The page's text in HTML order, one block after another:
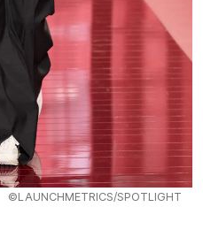
©LAUNCHMETRICS/SPOTLIGHT